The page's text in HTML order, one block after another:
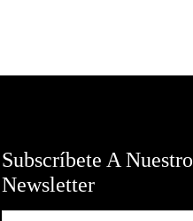
Subscríbete A Nuestro
Newsletter